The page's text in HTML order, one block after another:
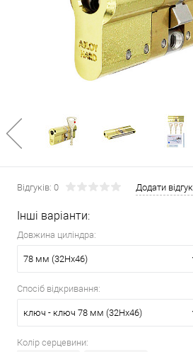
Відгуків: 0 Додати відгук
Інші варіанти:
Довжина циліндра:
78 мм (32Hx46)
Спосіб відкривання:
ключ - ключ 78 мм (32Hx46)
Колір серцевини: